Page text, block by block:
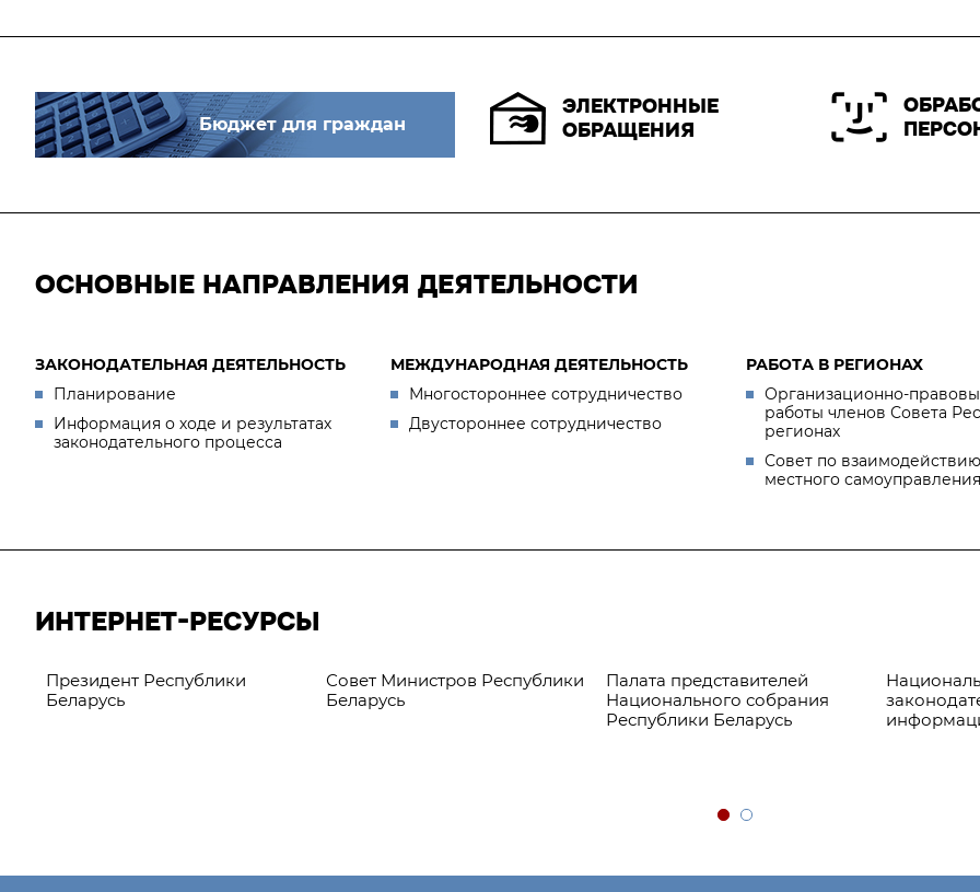
Бюджет для граждан
ЭЛЕКТРОННЫЕ
ОБРАЩЕНИЯ
ОСНОВНЫЕ НАПРАВЛЕНИЯ ДЕЯТЕЛЬНОСТИ
ЗАКОНОДАТЕЛЬНАЯ ДЕЯТЕЛЬНОСТЬ
Планирование
Информация о ходе и результатах
законодательного процесса
МЕЖДУНАРОДНАЯ ДЕЯТЕЛЬНОСТЬ
Многостороннее сотрудничество
Двустороннее сотрудничество
РАБОТА В РЕГИОНАХ
Организационно-
работы членов Совета
регионах
Совет по
местного самоуправления
ИНТЕРНЕТ-РЕСУРСЫ
Президент Республики
Беларусь
Совет Министров Республики
Беларусь
Палата представителей
Национального собрания
Республики Беларусь